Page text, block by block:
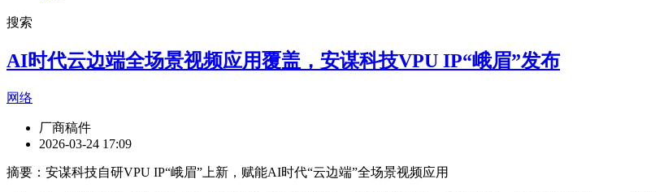
搜索
AI时代云边端全场景视频应用覆盖，安谋科技VPU IP“峨眉”发布
网络
厂商稿件
2026-03-24 17:09
摘要：安谋科技自研VPU IP“峨眉”上新，赋能AI时代“云边端”全场景视频应用